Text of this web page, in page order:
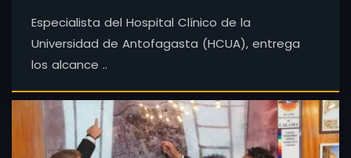
Especialista del Hospital Clínico de la
Universidad de Antofagasta (HCUA), entrega
los alcance ..